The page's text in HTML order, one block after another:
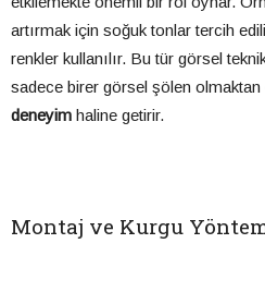
artırmak için soğuk tonlar tercih
renkler kullanılır. Bu tür görsel
sadece birer görsel şölen olmaktan
deneyim haline getirir.
Montaj ve Kurgu